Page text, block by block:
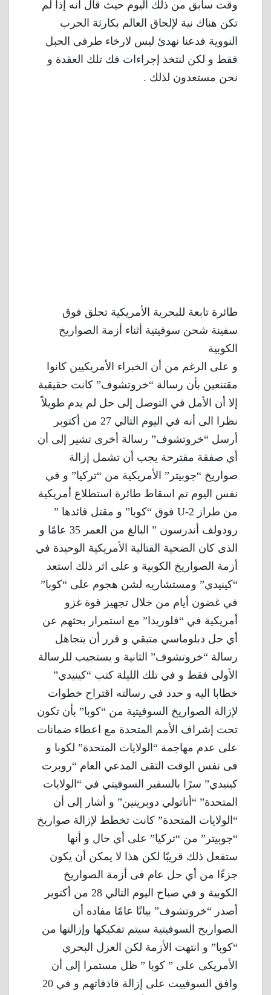
وقت سابق من ذلك اليوم حيث قال انه إذا لم
تكن هناك نية لإلحاق العالم بكارثة الحرب
النووية فدعنا نهدئ ليس لارخاء طرفى الحبل
فقط و لكن لنتخذ إجراءات فك تلك العقدة و
نحن مستعدون لذلك .
طائرة تابعة للبحرية الأمريكية تحلق فوق
سفينة شحن سوفيتية أثناء أزمة الصواريخ
الكوبية
و على الرغم من أن الخبراء الأمريكيين كانوا
مقتنعين بأن رسالة “خروتشوف” كانت حقيقية
إلا أن الأمل في التوصل إلى حل لم يدم طويلاً
نظرا الى أنه في اليوم التالي 27 من أكتوبر
أرسل “خروتشوف” رسالة أخرى تشير إلى أن
أي صفقة مقترحة يجب أن تشمل إزالة
صواريخ “جوبيتر” الأمريكية من “تركيا” و في
نفس اليوم تم اسقاط طائرة استطلاع أمريكية
من طراز U-2 فوق “كوبا” و مقتل قائدها ”
رودولف أندرسون ” البالغ من العمر 35 عامًا و
الذى كان الضحية القتالية الأمريكية الوحيدة في
أزمة الصواريخ الكوبية و على اثر ذلك استعد
“كينيدي” ومستشاريه لشن هجوم على “كوبا”
في غضون أيام من خلال تجهيز قوة غزو
أمريكية في “فلوريدا” مع استمرار بحثهم عن
أي حل دبلوماسي متبقي و قرر أن يتجاهل
رسالة “خروتشوف” الثانية و يستجيب للرسالة
الأولى فقط و في تلك الليلة كتب “كينيدي”
خطابا اليه و حدد في رسالته اقتراح خطوات
لإزالة الصواريخ السوفيتية من “كوبا” بأن تكون
تحت إشراف الأمم المتحدة مع اعطاء ضمانات
على عدم مهاجمة “الولايات المتحدة” لكوبا و
فى نفس الوقت التقى المدعي العام “روبرت
كينيدي” سرًا بالسفير السوفيتي في “الولايات
المتحدة” “أناتولي دوبرينين” و أشار إلى أن
“الولايات المتحدة” كانت تخطط لإزالة صواريخ
“جوبيتر” من “تركيا” على أي حال و أنها
ستفعل ذلك قريبًا لكن هذا لا يمكن أن يكون
جزءًا من أي حل عام فى أزمة الصواريخ
الكوبية و في صباح اليوم التالي 28 من أكتوبر
أصدر “خروتشوف” بيانًا عامًا مفاده أن
الصواريخ السوفيتية سيتم تفكيكها وإزالتها من
“كوبا” و انتهت الأزمة لكن العزل البحري
الأمريكى على ” كوبا ” ظل مستمرا إلى أن
وافق السوفييت على إزالة قاذفاتهم و في 20